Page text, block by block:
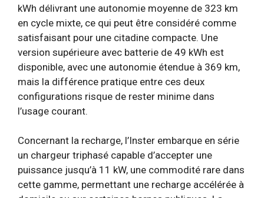
kWh délivrant une autonomie moyenne de 323 km
en cycle mixte, ce qui peut être considéré comme
satisfaisant pour une citadine compacte. Une
version supérieure avec batterie de 49 kWh est
disponible, avec une autonomie étendue à 369 km,
mais la différence pratique entre ces deux
configurations risque de rester minime dans
l’usage courant.
Concernant la recharge, l’Inster embarque en série
un chargeur triphasé capable d’accepter une
puissance jusqu’à 11 kW, une commodité rare dans
cette gamme, permettant une recharge accélérée à